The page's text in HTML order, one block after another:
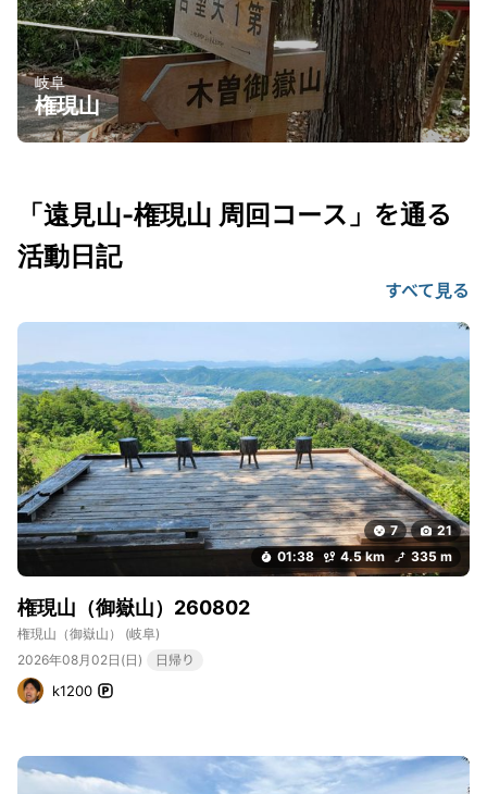
岐阜
権現山
「遠見山-権現山 周回コース」を通る
活動日記
すべて見る
7
21
01:38
4.5 km 335 m
権現山（御嶽山）260802
権現山（御嶽山） (岐阜)
2026年08月02日(日)
日帰り
k1200